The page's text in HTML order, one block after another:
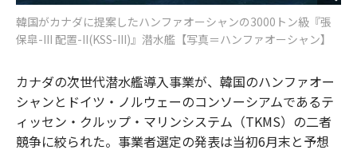
韓国がカナダに提案したハンファオーシャンの3000トン級『張
保皐-III 配置-II(KSS-III)』潜水艦【写真＝ハンファオーシャン】
カナダの次世代潜水艦導入事業が、韓国のハンファオー
シャンとドイツ・ノルウェーのコンソーシアムであるテ
ィッセン・クルップ・マリンシステム（TKMS）の二者
競争に絞られた。事業者選定の発表は当初6月末と予想